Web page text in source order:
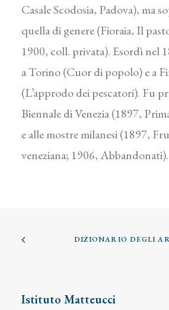
Casale Scodosia, Padova), ma
quella di genere (Fioraia, Il
1900, coll. privata). Esordì nel
a Torino (Cuor di popolo) e a
(L’approdo dei pescatori). Fu
Biennale di Venezia (1897,
e alle mostre milanesi (1897,
veneziana; 1906, Abbandonati).
DIZIONARIO DEGLI
Istituto Matteucci